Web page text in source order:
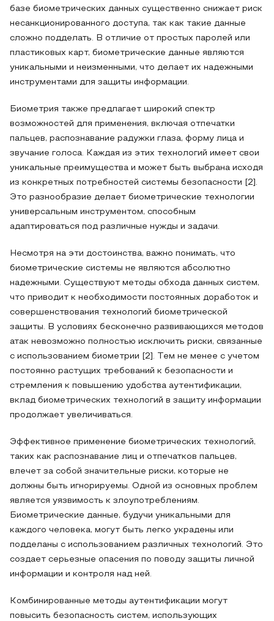
базе биометрических данных существенно снижает риск
несанкционированного доступа, так как такие данные
сложно подделать. В отличие от простых паролей или
пластиковых карт, биометрические данные являются
уникальными и неизменными, что делает их надежными
инструментами для защиты информации.
Биометрия также предлагает широкий спектр
возможностей для применения, включая отпечатки
пальцев, распознавание радужки глаза, форму лица и
звучание голоса. Каждая из этих технологий имеет свои
уникальные преимущества и может быть выбрана исходя
из конкретных потребностей системы безопасности [2].
Это разнообразие делает биометрические технологии
универсальным инструментом, способным
адаптироваться под различные нужды и задачи.
Несмотря на эти достоинства, важно понимать, что
биометрические системы не являются абсолютно
надежными. Существуют методы обхода данных систем,
что приводит к необходимости постоянных доработок и
совершенствования технологий биометрической
защиты. В условиях бесконечно развивающихся методов
атак невозможно полностью исключить риски, связанные
с использованием биометрии [2]. Тем не менее с учетом
постоянно растущих требований к безопасности и
стремления к повышению удобства аутентификации,
вклад биометрических технологий в защиту информации
продолжает увеличиваться.
Эффективное применение биометрических технологий,
таких как распознавание лиц и отпечатков пальцев,
влечет за собой значительные риски, которые не
должны быть игнорируемы. Одной из основных проблем
является уязвимость к злоупотреблениям.
Биометрические данные, будучи уникальными для
каждого человека, могут быть легко украдены или
подделаны с использованием различных технологий. Это
создает серьезные опасения по поводу защиты личной
информации и контроля над ней.
Комбинированные методы аутентификации могут
повысить безопасность систем, использующих